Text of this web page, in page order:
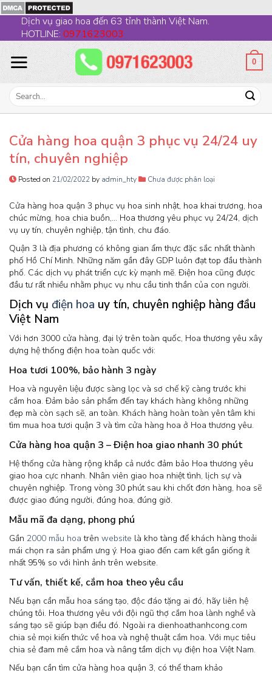
to
content
Dịch vụ giao hoa đến 63 tỉnh thành Việt Nam.
HOTLINE: 0971623003
0
Search
Cửa hàng hoa quận 3 phục vụ 24/24 uy
tín, chuyên nghiệp
Posted on 21/02/2022 by admin_hty Chưa được phân loại
Cửa hàng hoa quận 3 phục vụ hoa sinh nhật, hoa khai trương, hoa
chúc mừng, hoa chia buồn,… Hoa thương yêu phục vụ 24/24, dịch
vụ uy tín, chuyên nghiệp, tận tình, chu đáo.
Quận 3 là địa phương có không gian ẩm thực đặc sắc nhất thành
phố Hồ Chí Minh. Những năm gần đây GDP luôn đạt top đầu thành
phố. Các dịch vụ phát triển cực kỳ mạnh mẽ. Điện hoa cũng được
đầu tư rất nhiều nhằm phục vụ nhu cầu tinh thần của con người.
Dịch vụ điện hoa uy tín, chuyên nghiệp hàng đầu
Việt Nam
Với hơn 3000 cửa hàng, đại lý trên toàn quốc, Hoa thương yêu xây
dựng hệ thống điện hoa toàn quốc với:
Hoa tươi 100%, bảo hành 3 ngày
Hoa và nguyên liệu được sàng lọc và sơ chế kỹ càng trước khi
cắm hoa. Đảm bảo sản phẩm đến tay khách hàng không những
đẹp mà còn sạch sẽ, an toàn. Khách hàng hoàn toàn yên tâm khi
tìm mua hoa tươi quận 3 và tìm cửa hàng hoa ở Hoa thương yêu.
Cửa hàng hoa quận 3 – Điện hoa giao nhanh 30 phút
Hệ thống cửa hàng rộng khắp cả nước đảm bảo Hoa thương yêu
giao hoa cực nhanh. Nhân viên giao hoa nhiệt tình, lịch sự và
chuyên nghiệp. Trong vòng 30 phút sau khi chốt đơn hàng, hoa sẽ
được giao đúng người, đúng hoa, đúng giờ.
Mẫu mã đa dạng, phong phú
Gần 2000 mẫu hoa trên website là kho tàng để khách hàng thoải
mái chọn ra sản phẩm ưng ý. Hoa giao đến cam kết gần giống ít
nhất 95% so với hình ảnh trên website.
Tư vấn, thiết kế, cắm hoa theo yêu cầu
Nếu bạn cần mẫu hoa sáng tạo, độc đáo tặng ai đó, hãy liên hệ
chúng tôi. Hoa thương yêu với đội ngũ thợ cắm hoa lành nghề và
sáng tạo sẽ giúp bạn điều đó. Ngoài ra dienhoathanhcong.com
chia sẻ mọi kiến thức về hoa và nghệ thuật cắm hoa. Với mục tiêu
chia sẻ đam mê cắm hoa và nâng tầm dịch vụ điện hoa Việt Nam.
Nếu bạn cần tìm cửa hàng hoa quận 3, có thể tham khảo